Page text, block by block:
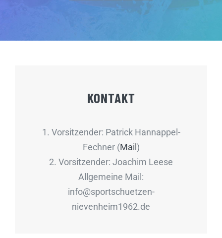
KONTAKT
1. Vorsitzender: Patrick Hannappel-
Fechner (Mail )
2. Vorsitzender: Joachim Leese
Allgemeine Mail:
info@sportschuetzen-
nievenheim1962.de